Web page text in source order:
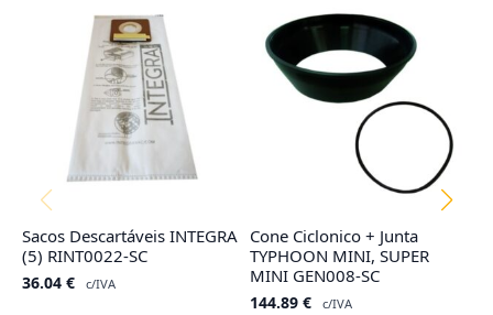
Sacos Descartáveis INTEGRA
(5) RINT0022-SC
36.04 € c/IVA
Cone Ciclonico + Junta
TYPHOON MINI, SUPER
MINI GEN008-SC
144.89 € c/IVA